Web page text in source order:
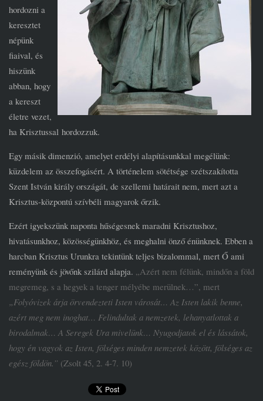
hordozni a
keresztet
népünk
fiaival, és
hiszünk
abban, hogy
a kereszt
életre vezet,
ha Krisztussal hordozzuk.
Egy másik dimenzió, amelyet erdélyi alapításunkkal megélünk:
küzdelem az összefogásért. A történelem sötétsége szétszakította
Szent István király országát, de szellemi határait nem, mert azt a
Krisztus-központú szívbéli magyarok őrzik.
Ezért igyekszünk naponta hűségesnek maradni Krisztushoz,
hivatásunkhoz, közösségünkhöz, és meghalni önző énünknek. Ebben a
harcban Krisztus Urunkra tekintünk teljes bizalommal, mert Ő ami
reményünk és jövőnk szilárd alapja. „Azért nem félünk, mindőn a föld
megremeg, s a hegyek a tenger mélyébe merülnek…”, mert
„Folyóvizek árja örvendezteti Isten városát… Az Isten lakik benne,
azért meg nem inoghat… Felindultak a nemzetek, lehanyatlottak a
birodalmak… A Seregek Ura mivelünk… Nyugodjatok el és lássátok,
hogy én vagyok az Isten, fölséges minden nemzetek között, fölséges az
egész földön.” (Zsolt 45, 2. 4-7. 10)